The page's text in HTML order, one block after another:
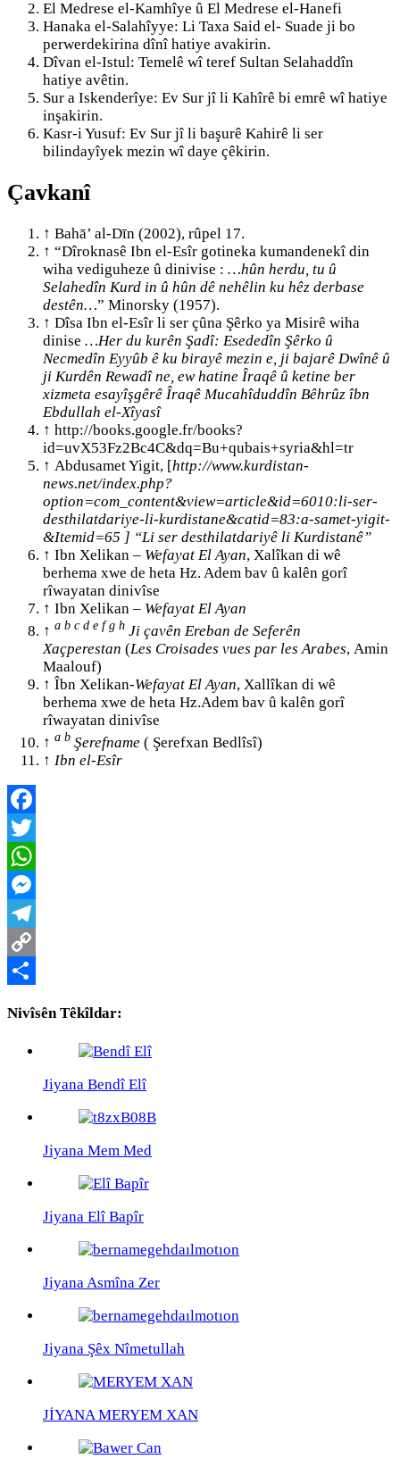
El Medrese el-Kamhîye û El Medrese el-Hanefi
Hanaka el-Salahîyye: Li Taxa Said el- Suade ji bo
perwerdekirina dînî hatiye avakirin.
Dîvan el-Istul: Temelê wî teref Sultan Selahaddîn
hatiye avêtin.
Sur a Iskenderîye: Ev Sur jî li Kahîrê bi emrê wî hatiye
inşakirin.
Kasr-i Yusuf: Ev Sur jî li başurê Kahirê li ser
bilindayîyek mezin wî daye çêkirin.
Çavkanî
↑ Bahā’ al-Dīn (2002), rûpel 17.
↑ “Dîroknasê Ibn el-Esîr gotineka kumandenekî din
wiha vediguheze û dinivise : …hûn herdu, tu û
Selahedîn Kurd in û hûn dê nehêlin ku hêz derbase
destên…” Minorsky (1957).
↑ Dîsa Ibn el-Esîr li ser çûna Şêrko ya Misirê wiha
dinise …Her du kurên Şadî: Esededîn Şêrko û
Necmedîn Eyyûb ê ku birayê mezin e, ji bajarê Dwînê û
ji Kurdên Rewadî ne, ew hatine Îraqê û ketine ber
xizmeta esayîşgêrê Îraqê Mucahîduddîn Bêhrûz îbn
Ebdullah el-Xîyasî
↑ http://books.google.fr/books?
id=uvX53Fz2Bc4C&dq=Bu+qubais+syria&hl=tr
↑ Abdusamet Yigit, [http://www.kurdistan-
news.net/index.php?
option=com_content&view=article&id=6010:li-ser-
desthilatdariye-li-kurdistane&catid=83:a-samet-yigit-
&Itemid=65 ] “Li ser desthilatdariyê li Kurdistanê”
↑ Ibn Xelikan – Wefayat El Ayan, Xalîkan di wê
berhema xwe de heta Hz. Adem bav û kalên gorî
rîwayatan dinivîse
↑ Ibn Xelikan – Wefayat El Ayan
↑ a b c d e f g h Ji çavên Ereban de Seferên
Xaçperestan (Les Croisades vues par les Arabes, Amin
Maalouf)
↑ Îbn Xelikan-Wefayat El Ayan, Xallîkan di wê
berhema xwe de heta Hz.Adem bav û kalên gorî
rîwayatan dinivîse
↑ a b Şerefname ( Şerefxan Bedlîsî)
↑ Ibn el-Esîr
Facebook
Twitter
WhatsApp
Messenger
Telegram
Copy
Nivîsên Têkîldar:
Jiyana Bendî Elî
Jiyana Mem Med
Jiyana Elî Bapîr
Jiyana Asmîna Zer
Jiyana Şêx Nîmetullah
JİYANA MERYEM XAN